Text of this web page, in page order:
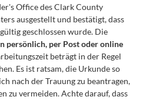
Office des Clark County
ausgestellt und bestätigt, dass
persönlich, per Post oder online
beträgt in der Regel
Es ist ratsam, die Urkunde so
nach der Trauung zu beantragen,
zu vermeiden. Achte darauf, dass